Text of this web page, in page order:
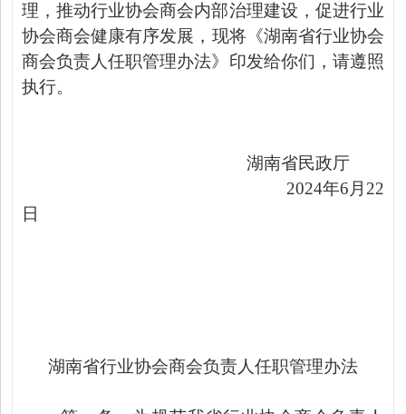
理，推动行业协会商会内部治理建设，促进行业
协会商会健康有序发展， 现将《湖南省行业协会
商会负责人任职管理办法》印发给你们，请遵照
执行。
湖南省民政厅
2024年6 月 22
日
湖南省行业协会商会负责人任职管理办法